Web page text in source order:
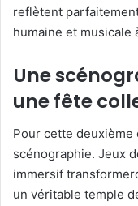
reflètent
humaine et musicale
Une
une fête
Pour cette deuxième
scénographie. Jeux
immersif
un véritable temple